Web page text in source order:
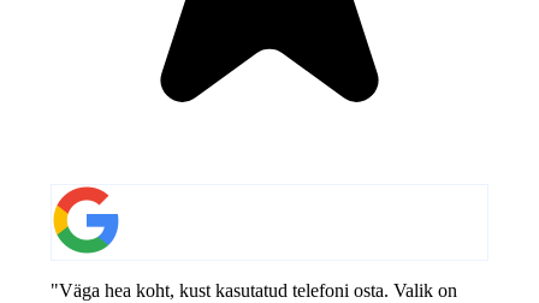
"Väga hea koht, kust kasutatud telefoni osta. Valik on